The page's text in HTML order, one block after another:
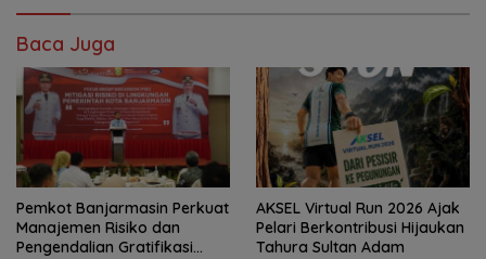
Baca Juga
Pemkot Banjarmasin Perkuat
Manajemen Risiko dan
Pengendalian Gratifikasi
AKSEL Virtual Run 2026 Ajak
Pelari Berkontribusi Hijaukan
Tahura Sultan Adam